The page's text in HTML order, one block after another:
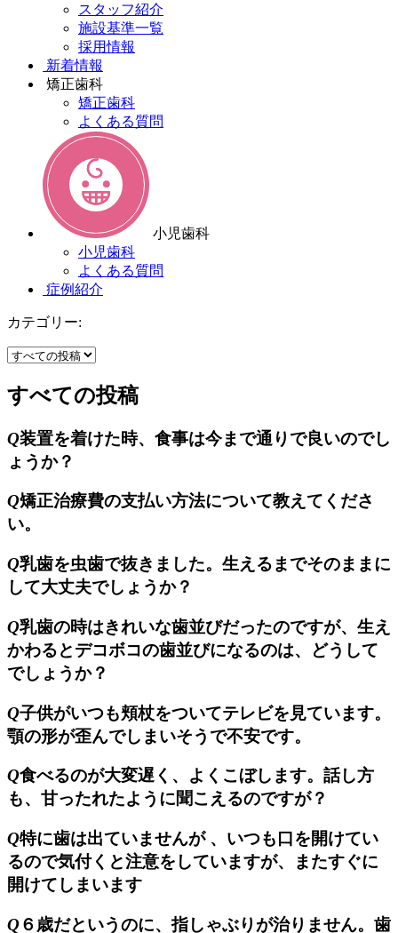
スタッフ紹介
施設基準一覧
採用情報
新着情報
矯正歯科
矯正歯科
よくある質問
小児歯科
小児歯科
よくある質問
症例紹介
カテゴリー:
すべての投稿
Q装置を着けた時、食事は今まで通りで良いのでし
ょうか？
Q矯正治療費の支払い方法について教えてくださ
い。
Q乳歯を虫歯で抜きました。生えるまでそのままに
して大丈夫でしょうか？
Q乳歯の時はきれいな歯並びだったのですが、生え
かわるとデコボコの歯並びになるのは、どうして
でしょうか？
Q子供がいつも頬杖をついてテレビを見ています。
顎の形が歪んでしまいそうで不安です。
Q食べるのが大変遅く、よくこぼします。話し方
も、甘ったれたように聞こえるのですが？
Q特に歯は出ていませんが 、いつも口を開けてい
るので気付くと注意をしていますが、またすぐに
開けてしまいます
Q６歳だというのに、指しゃぶりが治りません。歯